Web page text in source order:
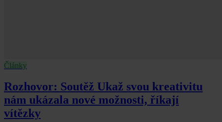
Články
Rozhovor: Soutěž Ukaž svou kreativitu
nám ukázala nové možnosti, říkají
vítězky